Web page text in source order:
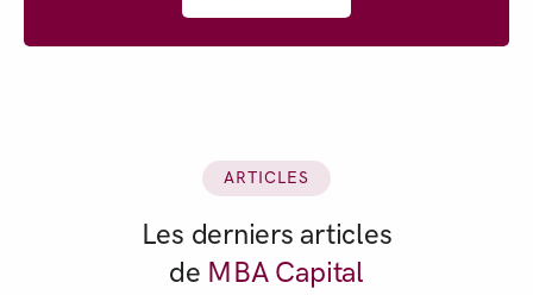
ARTICLES
Les derniers articles
de MBA Capital